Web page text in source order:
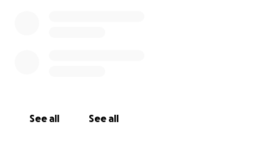
See all See all